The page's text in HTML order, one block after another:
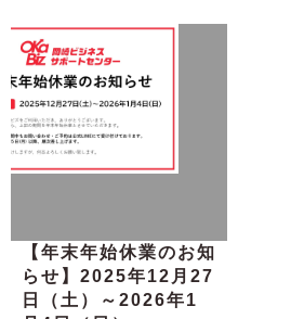
【年末年始休業のお知
らせ】2025年12月27
日（土）～2026年1